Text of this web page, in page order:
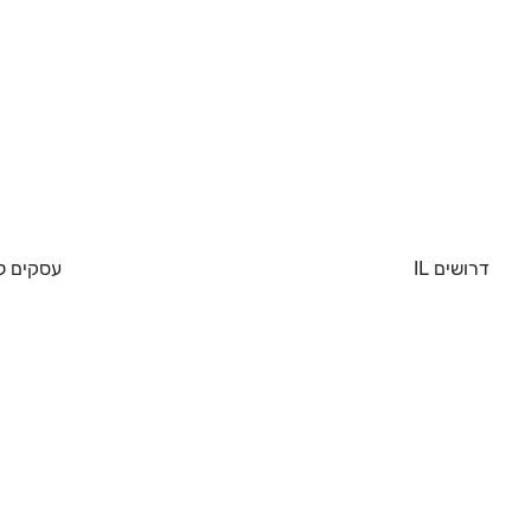
דרושים IL עסקים